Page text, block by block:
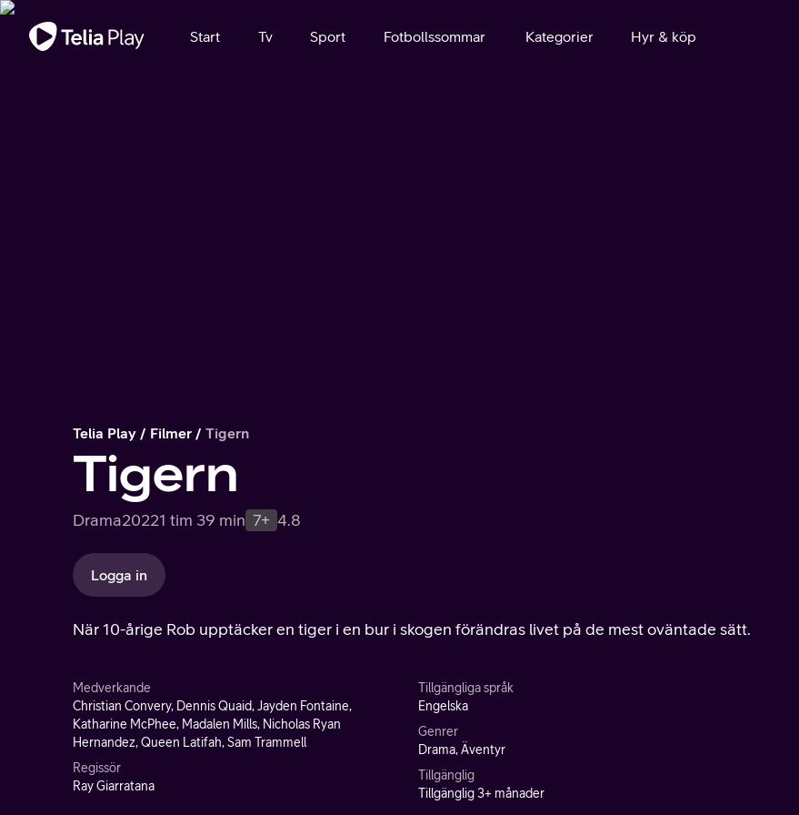
Viktigt meddelande
Start Tv Sport Fotbollssommar Kategorier Hyr & köp
Telia Play Filmer Tigern
Tigern
Drama20221 tim 39 min 7+ 4.8
Logga in
När 10-årige Rob upptäcker en tiger i en bur i skogen förändras livet på de mest oväntade sätt.
Medverkande
Christian Convery, Dennis Quaid, Jayden Fontaine,
Katharine McPhee, Madalen Mills, Nicholas Ryan
Hernandez, Queen Latifah, Sam Trammell
Regissör
Ray Giarratana
Tillgängliga språk
Engelska
Genrer
Drama, Äventyr
Tillgänglig
Tillgänglig 3+ månader